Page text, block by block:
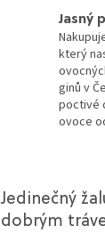
Jasný
který
ginů v
poctivé
ovoce
Jedinečný
dobrým